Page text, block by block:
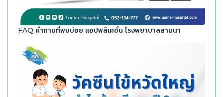
FAQ คำถามที่พบบ่อย แอปพลิเคชั่น โรงพยาบาลลานนา